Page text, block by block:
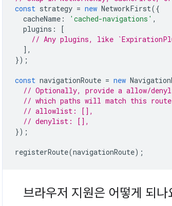
const strategy = new NetworkFirst({
cacheName : 'cached-navigations' ,
plugins :
[
// Any plugins, like
],
});
const navigationRoute = new
// Optionally, provide a allow/
// which paths will match this
// allowlist: [],
// denylist: [],
});
registerRoute(navigationRoute);
브라우저 지원은 어떻게 되나